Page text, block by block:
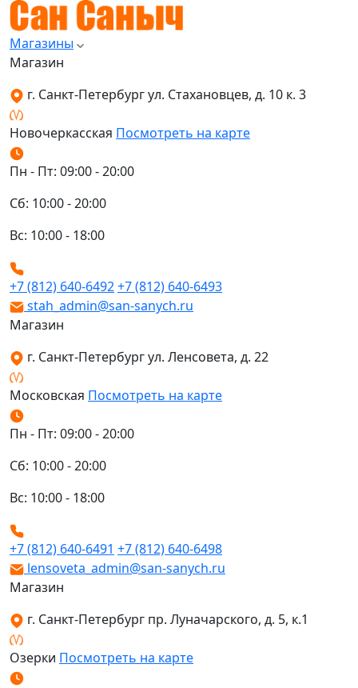
Магазины
Магазин
г. Санкт-Петербург ул. Стахановцев, д. 10 к. 3
Новочеркасская Посмотреть на карте
Пн - Пт: 09:00 - 20:00
Сб: 10:00 - 20:00
Вс: 10:00 - 18:00
+7 (812) 640-6492+7 (812) 640-6493
stah_admin@san-sanych.ru
Магазин
г. Санкт-Петербург ул. Ленсовета, д. 22
Московская Посмотреть на карте
Пн - Пт: 09:00 - 20:00
Сб: 10:00 - 20:00
Вс: 10:00 - 18:00
+7 (812) 640-6491 +7 (812) 640-6498
lensoveta_admin@san-sanych.ru
Магазин
г. Санкт-Петербург пр. Луначарского, д. 5, к.1
Озерки Посмотреть на карте